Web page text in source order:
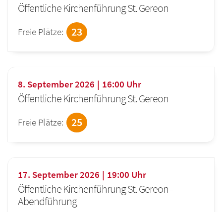
Öffentliche Kirchenführung St. Gereon
Freie Plätze: 23
8. September 2026 16:00 Uhr
Öffentliche Kirchenführung St. Gereon
Freie Plätze: 25
17. September 2026 19:00 Uhr
Öffentliche Kirchenführung St. Gereon -
Abendführung